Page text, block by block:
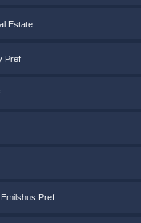
Estate
Pref
Pref